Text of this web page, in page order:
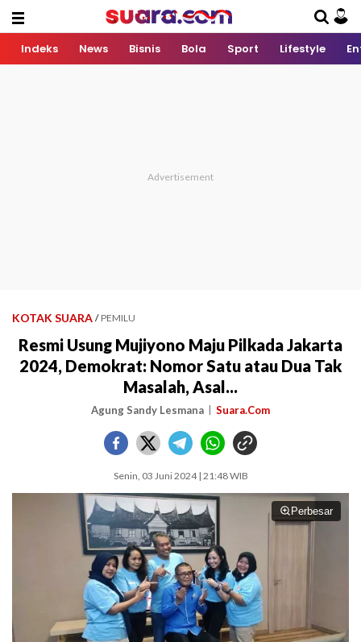
Indeks News Bisnis Bola Sport Lifestyle
KOTAK SUARA / PEMILU
Resmi Usung Mujiyono Maju Pilkada Jakarta
2024, Demokrat: Nomor Satu atau Dua Tak
Masalah, Asal...
Agung Sandy Lesmana Suara.Com
Senin, 03 Juni 2024 | 21:48 WIB
Perbesar